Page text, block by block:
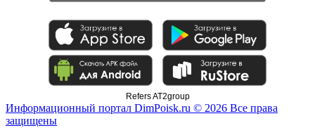
Refers AT2group
Информационный портал DimPoisk.ru © 2026 Все права
защищены